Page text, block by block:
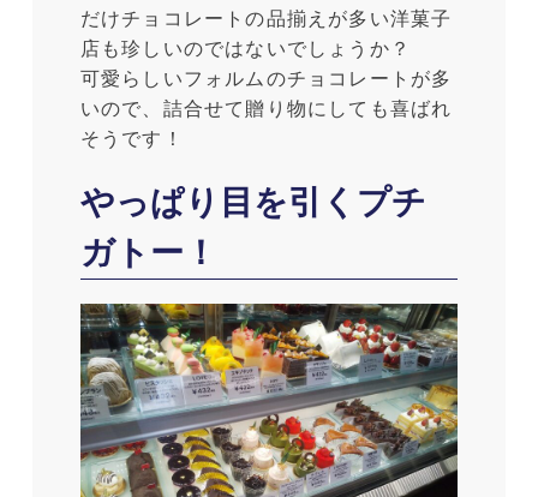
だけチョコレートの品揃えが多い洋菓子
店も珍しいのではないでしょうか？
可愛らしいフォルムのチョコレートが多
いので、詰合せて贈り物にしても喜ばれ
そうです！
やっぱり目を引くプチ
ガトー！